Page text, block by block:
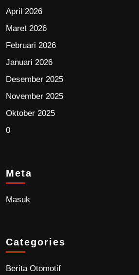
April 2026
Maret 2026
Februari 2026
Januari 2026
Desember 2025
November 2025
Oktober 2025
0
Meta
Masuk
Categories
Berita Otomotif